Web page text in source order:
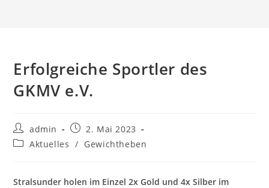
Erfolgreiche Sportler des
GKMV e.V.
Beitrags-
Autor:
admin
Beitrag
veröffentlicht:
2. Mai 2023
Beitrags-
Aktuelles / Gewichtheben
Stralsunder holen im Einzel 2x Gold und 4x Silber im